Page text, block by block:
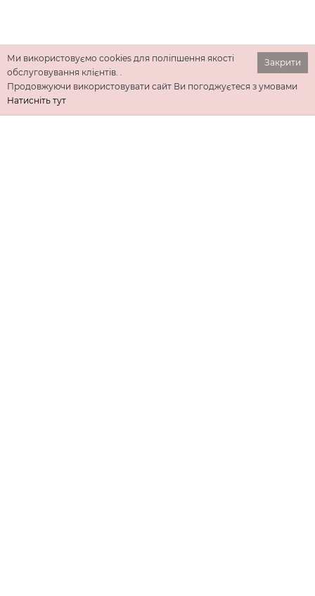
Закрити
Ми використовуємо cookies для поліпшення якості
обслуговування клієнтів. .
Продовжуючи використовувати сайт Ви погоджуєтеся з умовами
Натисніть тут